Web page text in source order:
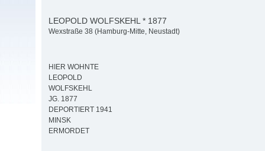
LEOPOLD WOLFSKEHL * 1877
Wexstraße 38 (Hamburg-Mitte, Neustadt)
HIER WOHNTE
LEOPOLD
WOLFSKEHL
JG. 1877
DEPORTIERT 1941
MINSK
ERMORDET